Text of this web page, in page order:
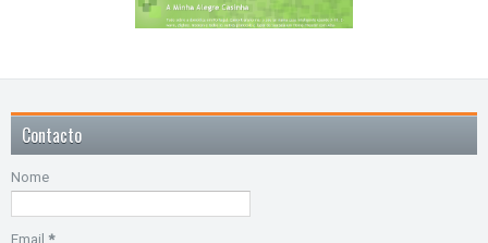
Contacto
Nome
Email *